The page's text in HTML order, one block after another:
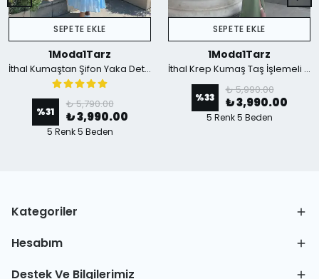
SEPETE EKLE
1Moda1Tarz
İthal Kumaştan Şifon Yaka Detaylı Piliseli Kemerli Astarlı Özel Tasarım Elbise - mavi
%31
₺ 5,790.00
₺ 3,990.00
5 Renk 5 Beden
SEPETE EKLE
1Moda1Tarz
İthal Krep Kumaş Taş İşlemeli Askılı Astarlı Özel Tasarım Yırtmaçlı Maxi Elbise - Yeşil
%33
₺ 5,990.00
₺ 3,990.00
5 Renk 5 Beden
Kategoriler
Hesabım
Destek Ve Bilgilerimiz